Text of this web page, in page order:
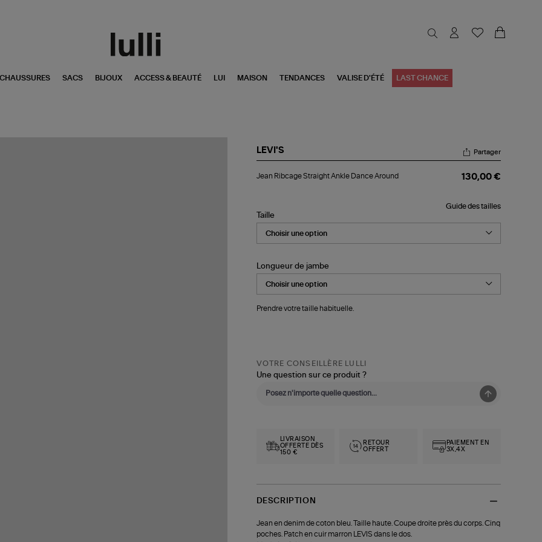
CHAUSSURES SACS BIJOUX ACCESS & BEAUTÉ LUI MAISON TENDANCES VALISE D'ÉTÉ LAST CHANCE
LEVI'S
Ribcage
Around
Partager
Jean Ribcage Straight Ankle Dance Around 130,00 €
Guide des tailles
Taille
Longueur de jambe
Prendre votre taille habituelle.
VOTRE CONSEILLÈRE LULLI
Une question sur ce produit ?
LIVRAISON
OFFERTE DÈS
150 €
RETOUR
OFFERT
PAIEMENT EN
3X,4X
DESCRIPTION
Jean en denim de coton bleu. Taille haute. Coupe droite près du corps. Cinq
poches. Patch en cuir marron LEVIS dans le dos.